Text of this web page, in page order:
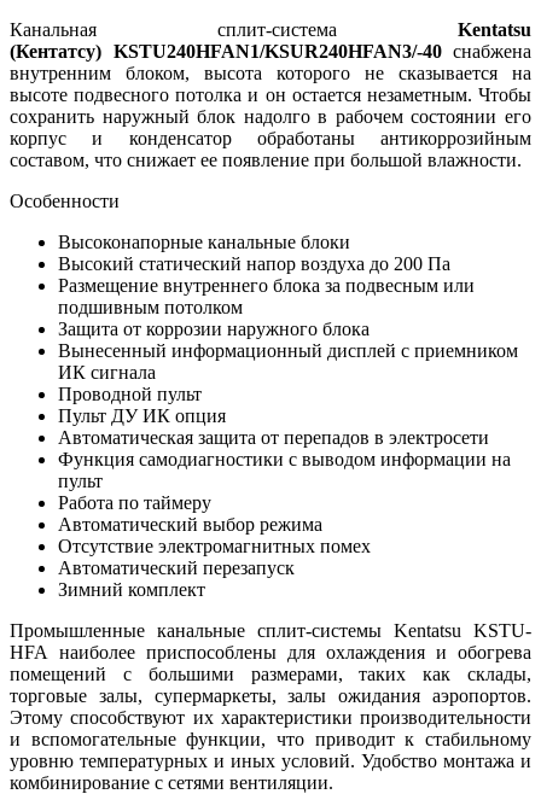
Канальная сплит-система Kentatsu
(Кентатсу) KSTU240HFAN1/KSUR240HFAN3/-40снабжена
внутренним блоком, высота которого не сказывается на
высоте подвесного потолка и он остается незаметным. Чтобы
сохранить наружный блок надолго в рабочем состоянии его
корпус и конденсатор обработаны антикоррозийным
составом, что снижает ее появление при большой влажности.
Особенности
Высоконапорные канальные блоки
Высокий статический напор воздуха до 200 Па
Размещение внутреннего блока за подвесным или
подшивным потолком
Защита от коррозии наружного блока
Вынесенный информационный дисплей с приемником
ИК сигнала
Проводной пульт
Пульт ДУ ИК опция
Автоматическая защита от перепадов в электросети
Функция самодиагностики с выводом информации на
пульт
Работа по таймеру
Автоматический выбор режима
Отсутствие электромагнитных помех
Автоматический перезапуск
Зимний комплект
Промышленные канальные сплит-системы Kentatsu KSTU-
HFA наиболее приспособлены для охлаждения и обогрева
помещений с большими размерами,таких как склады,
торговые залы, супермаркеты, залы ожидания аэропортов.
Этому способствуют их характеристики производительности
и вспомогательные функции, что приводит к стабильному
уровню температурных и иных условий. Удобство монтажа и
комбинирование с сетями вентиляции.